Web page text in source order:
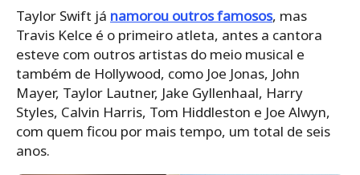
Taylor Swift já namorou outros famosos, mas
Travis Kelce é o primeiro atleta, antes a cantora
esteve com outros artistas do meio musical e
também de Hollywood, como Joe Jonas, John
Mayer, Taylor Lautner, Jake Gyllenhaal, Harry
Styles, Calvin Harris, Tom Hiddleston e Joe Alwyn,
com quem ficou por mais tempo, um total de seis
anos.